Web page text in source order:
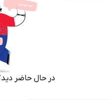
در حال حاضر